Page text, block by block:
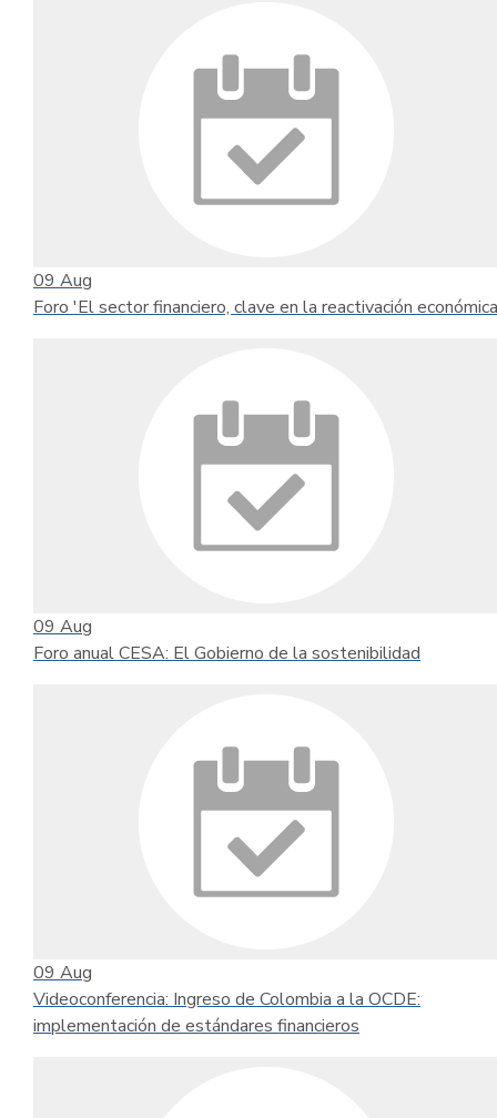
09 Aug
Foro 'El sector financiero, clave en la reactivación
09 Aug
Foro anual CESA: El Gobierno de la sostenibilidad
09 Aug
Videoconferencia: Ingreso de Colombia a la OCDE:
implementación de estándares financieros